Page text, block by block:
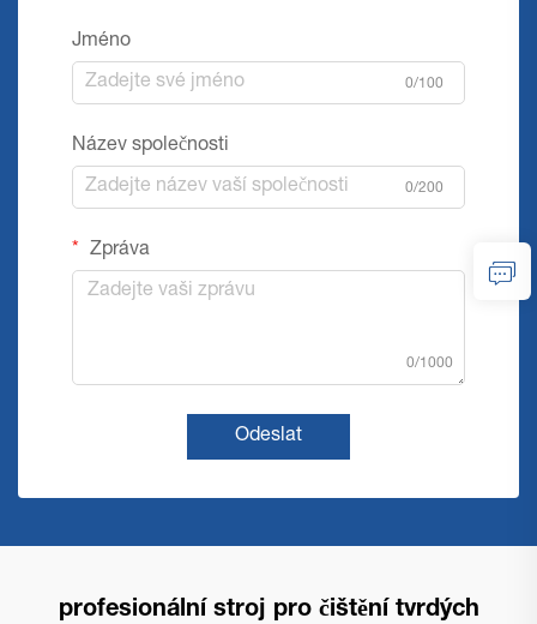
Jméno
0/100
Název společnosti
0/200
Zpráva
0/1000
Odeslat
profesionální stroj pro čištění tvrdých